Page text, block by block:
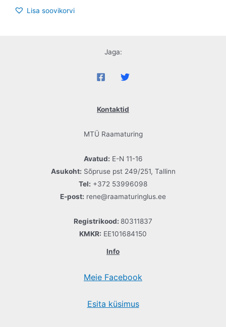
Lisa soovikorvi
Jaga:
Kontaktid
MTÜ Raamaturing
Avatud: E-N 11-16
Asukoht: Sõpruse pst 249/251, Tallinn
Tel: +372 53996098
E-post: rene@raamaturinglus.ee
Registrikood: 80311837
KMKR: EE101684150
Info
Meie Facebook
Esita küsimus